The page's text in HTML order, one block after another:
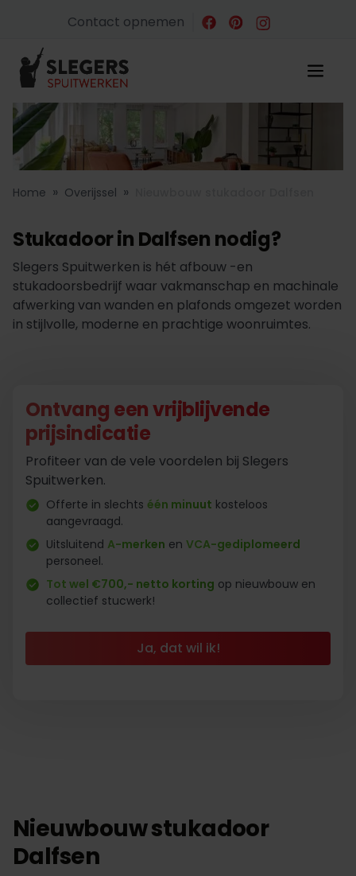
Contact opnemen
Home » Overijssel »
Stukadoor in Dalfsen nodig?
Slegers Spuitwerken is hét afbouw -en
stukadoorsbedrijf waar vakmanschap en machinale
afwerking van wanden en plafonds omgezet worden
in stijlvolle, moderne en prachtige woonruimtes.
Ontvang een vrijblijvende
prijsindicatie
Profiteer van de vele voordelen bij Slegers
Spuitwerken.
Offerte in slechts één minuut kosteloos
aangevraagd.
Uitsluitend A-merken en VCA-gediplomeerd
personeel.
Tot wel €700,- netto korting op nieuwbouw en
collectief stucwerk!
Ja, dat wil ik!
Nieuwbouw stukadoor
Dalfsen